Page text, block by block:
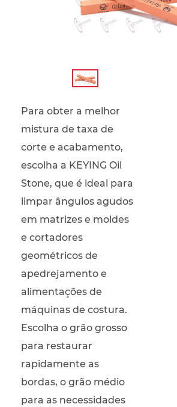
Para obter a melhor
mistura de taxa de
corte e acabamento,
escolha a KEYING Oil
Stone, que é ideal para
limpar ângulos agudos
em matrizes e moldes
e cortadores
geométricos de
apedrejamento e
alimentações de
máquinas de costura.
Escolha o grão grosso
para restaurar
rapidamente as
bordas, o grão médio
para as necessidades